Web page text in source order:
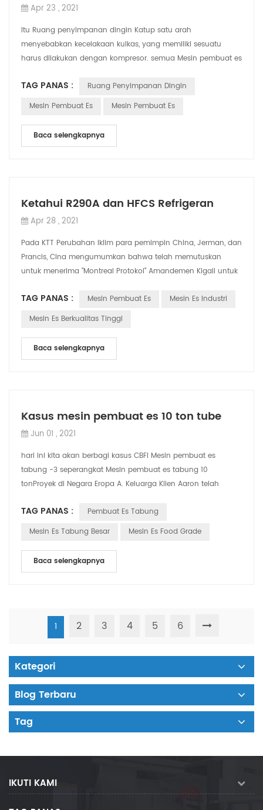
Apr 23 , 2021
Itu Ruang penyimpanan dingin Katup satu arah
menyebabkan kecelakaan kulkas, yang memiliki sesuatu
harus dilakukan dengan kompresor. semua Mesin pembuat es
TAG PANAS :
Ruang Penyimpanan Dingin
Mesin Pembuat Es
Mesin Pembuat Es
Baca selengkapnya
Ketahui R290A dan HFCS Refrigeran
Apr 28 , 2021
Pada KTT Perubahan Iklim para pemimpin China, Jerman, dan
Prancis, Cina mengumumkan bahwa telah memutuskan
untuk menerima "Montreal Protokol" Amandemen Kigali untuk
TAG PANAS : Mesin Pembuat Es
Mesin Es Industri
Mesin Es Berkualitas Tinggi
Baca selengkapnya
Kasus mesin pembuat es 10 ton tube
Jun 01 , 2021
hari ini kita akan berbagi kasus CBFI Mesin pembuat es
tabung -3 seperangkat Mesin pembuat es tabung 10
tonProyek di Negara Eropa A. Keluarga Klien Aaron telah
TAG PANAS :
Pembuat Es Tabung
Mesin Es Tabung Besar
Mesin Es Food Grade
Baca selengkapnya
1 2 3 4 5 6
Kategori
Blog Terbaru
Tag
IKUTI KAMI